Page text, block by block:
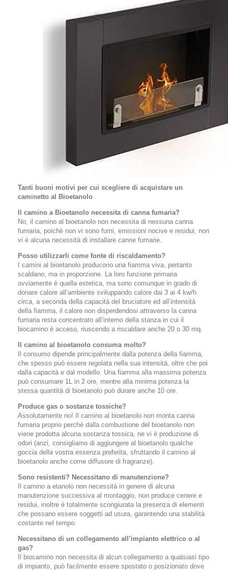
Tanti buoni motivi per cui scegliere di acquistare un
caminetto al Bioetanolo
Il camino a Bioetanolo necessita di canna fumaria?
No, il camino al bioetanolo non necessita di nessuna canna
fumaria, poichè non vi sono fumi, emissioni nocive e residui, non
vi è alcuna necessità di installare canne fumarie.
Posso utilizzarli come fonte di riscaldamento?
I camini al bioetanolo producono una fiamma viva, pertanto
scaldano, ma in proporzione. La loro funzione primaria
ovviamente è quella estetica, ma sono comunque in grado di
donare calore all’ambiente sviluppando calore dai 3 ai 4 kw/h
circa, a seconda della capacità del bruciatore ed all’intensità
della fiamma, il calore non disperdendosi attraverso la canna
fumaria resta concentrato all’interno della stanza in cui il
biocamino è acceso, riuscendo a riscaldare anche 20 o 30 mq.
Il camino al bioetanolo consuma molto?
Il consumo dipende principalmente dalla potenza della fiamma,
che spesso può essere regolata nella sua intensità, oltre che poi
dalla capacità e dal modello. Una fiamma alla massima potenza
può consumare 1L in 2 ore, mentre alla minima potenza la
stessa quantità di bioetanolo può durare anche 10 ore.
Produce gas o sostanze tossiche?
Assolutamente no! Il camino al bioetanolo non monta canna
fumaria proprio perchè dalla combustione del bioetanolo non
viene prodotta alcuna sostanza tossica, ne vi è produzione di
odori (anzi, consigliamo di aggiungere al bioetanolo qualche
goccia della vostra essenza preferita, sfruttando il camino al
bioetanolo anche come diffusore di fragranze).
Sono resistenti? Necessitano di manutenzione?
Il camino a etanolo non necessità in genere di alcuna
manutenzione successiva al montaggio, non produce cenere e
residui, inoltre è totalmente scongiurata la presenza di elementi
che possano essere soggetti ad usura, garantendo una stabilità
costante nel tempo.
Necessitano di un collegamento all’impianto elettrico o al
gas?
Il biocamino non necessita di alcun collegamento a qualsiasi tipo
di impianto, può facilmente essere spostato o posizionato dove